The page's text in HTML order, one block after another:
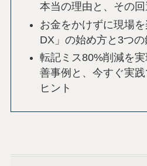
本当の理由と、その
お金をかけずに現場
DX」の始め方と3つの
転記ミス80%削減を
善事例と、今すぐ実
ヒント